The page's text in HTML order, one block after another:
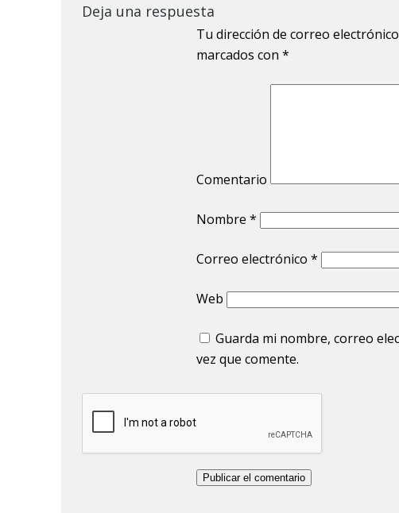
Deja una respuesta
Tu dirección de correo
marcados con *
Comentario
Nombre *
Correo electrónico *
Web
Guarda mi nombre, correo
vez que comente.